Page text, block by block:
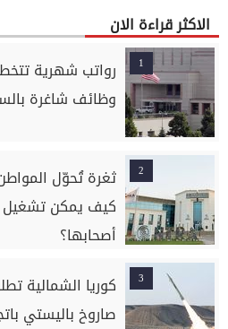
الاكثر قراءة الان
1
وظائف شاغرة
2
ثغرة تُحوّل
كيف يمكن
أصحابها؟
3
كوريا الشمالية
صاروخ باليستي